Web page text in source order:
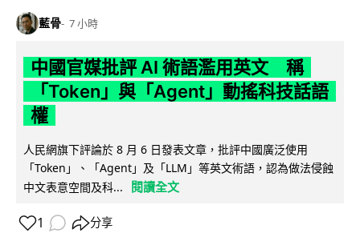
藍骨 7 小時
中國官媒批評 AI 術語濫用英文 稱
「Token」與「Agent」動搖科技話語
權
人民網旗下評論於 8 月 6 日發表文章，批評中國廣泛使用
「Token」、「Agent」及「LLM」等英文術語，認為做法侵蝕
中文表意空間及科...
閱讀全文
1 分享